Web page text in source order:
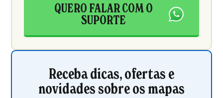
QUERO FALAR COM O
SUPORTE
Receba dicas, ofertas e
novidades sobre os mapas